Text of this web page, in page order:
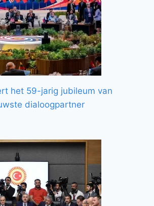
het 59-jarig jubileum van
dialoogpartner